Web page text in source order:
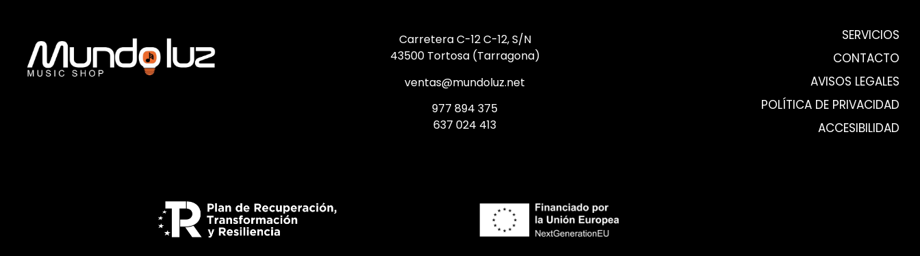
Carretera C-12 C-12, S/N
43500 Tortosa (Tarragona)
ventas@mundoluz.net
977 894 375
637 024 413
SERVICIOS
CONTACTO
AVISOS LEGALES
POLÍTICA DE PRIVACIDAD
ACCESIBILIDAD